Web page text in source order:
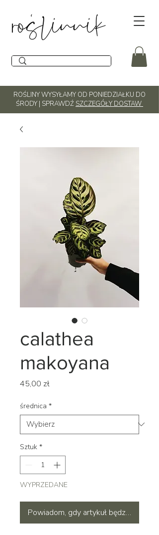
ROŚLINY WYSYŁAMY OD PONIEDZIAŁKU DO
ŚRODY | SPRAWDŹ SZCZEGÓŁY DOSTAW
calathea
makoyana
45,00 złCena
średnica *
Sztuk *
WYPRZEDANE
Powiadom, gdy artykuł będzie